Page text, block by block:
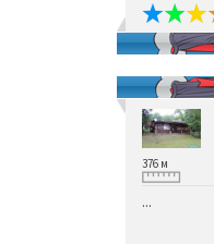
376 м
...